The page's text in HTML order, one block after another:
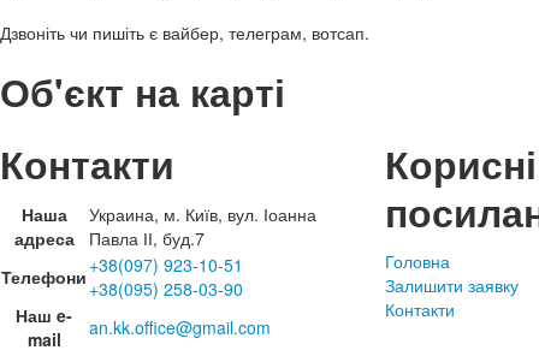
Дзвоніть чи пишіть є вайбер, телеграм, вотсап.
Об'єкт на карті
Контакти
Наша
адреса
Украина, м. Київ, вул. Іоанна
Павла ІІ, буд.7
Телефони +38(097) 923-10-51
+38(095) 258-03-90
Наш e-
mail
an.kk.office@gmail.com
Корисні
Головна
Залишити заявку
Контакти